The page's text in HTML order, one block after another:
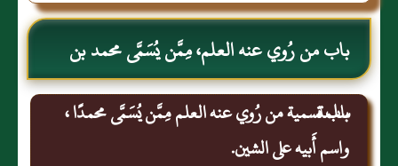
باب من رُوي عنه العلم، مِمَّن يُسَمَّى محمد بن
سلمة.
باب تسمية من رُوي عنه العلم مِمَّن يُسَمَّى محمدًا ،
واسم أَبيه على الشين.